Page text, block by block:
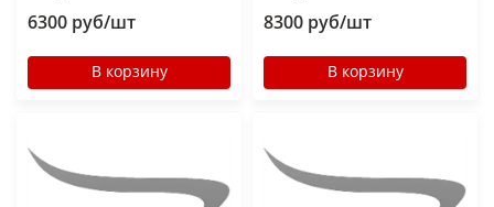
6300 руб/шт
В корзину
8300 руб/шт
В корзину